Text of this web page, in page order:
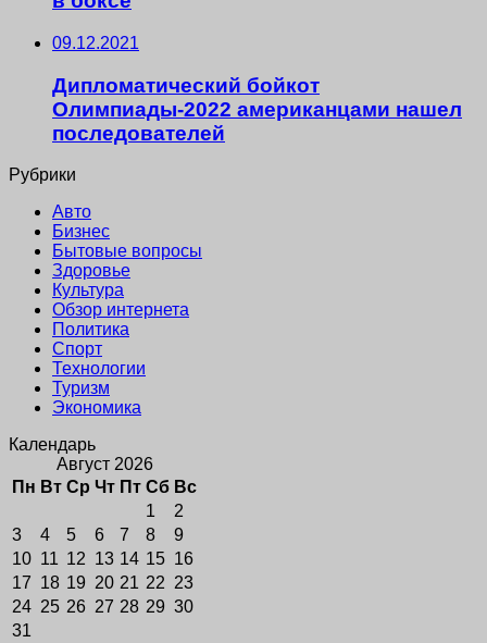
09.12.2021
Дипломатический бойкот
Олимпиады-2022 американцами нашел
последователей
Рубрики
Авто
Бизнес
Бытовые вопросы
Здоровье
Культура
Обзор интернета
Политика
Спорт
Технологии
Туризм
Экономика
Календарь
Август 2026
Пн Вт Ср Чт Пт Сб Вс
1
2
3
4 5 6 7 8
9
10 11 12 13 14 15 16
17 18 19 20 21 22 23
24 25 26 27 28 29 30
31